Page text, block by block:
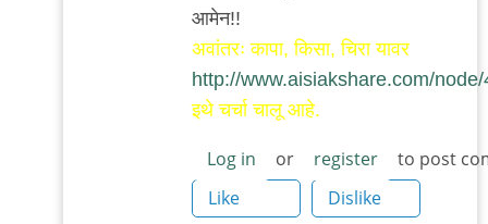
आमेन!!
अवांतरः कापा, किसा, चिरा यावर
http://www.aisiakshare.com/
इथे चर्चा चालू आहे.
Log in or register
to post
Like
Dislike